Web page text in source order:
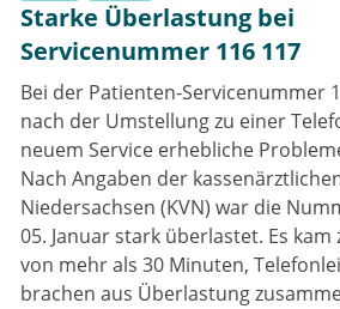
Starke Überlastung bei
Servicenummer 116 117
Bei der Patienten-​Servicenummer
nach der Umstellung zu einer
neuem Service erhebliche
Nach Angaben der
Niedersachsen (KVN) war die
05. Januar stark überlastet. Es kam
von mehr als 30 Minuten,
brachen aus Überlastung